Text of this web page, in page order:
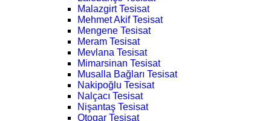
Malazgirt Tesisat
Mehmet Akif Tesisat
Mengene Tesisat
Meram Tesisat
Mevlana Tesisat
Mimarsinan Tesisat
Musalla Bağları Tesisat
Nakipoğlu Tesisat
Nalçacı Tesisat
Nişantaş Tesisat
Otogar Tesisat